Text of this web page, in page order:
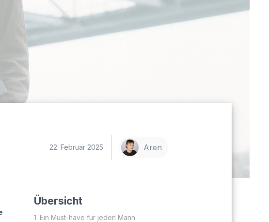
22. Februar 2025 Aren
Übersicht
Ein Must-have für jeden Mann